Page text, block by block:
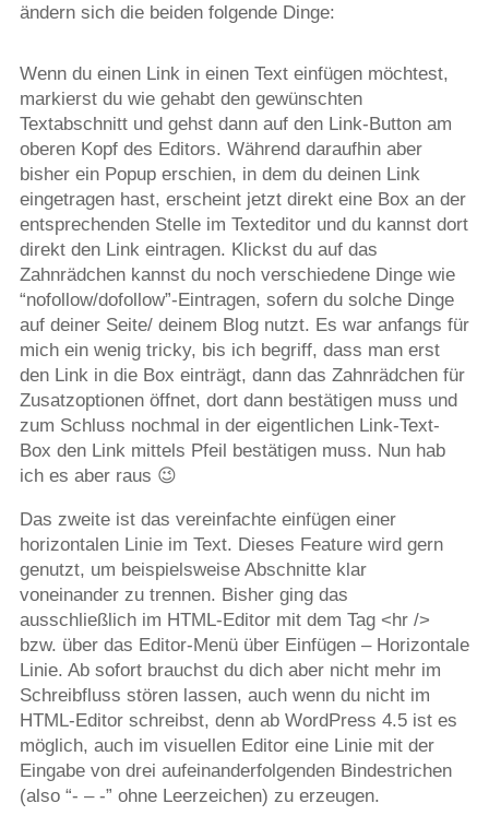
ändern sich die beiden folgende Dinge:
Wenn du einen Link in einen Text einfügen möchtest,
markierst du wie gehabt den gewünschten
Textabschnitt und gehst dann auf den Link-Button am
oberen Kopf des Editors. Während daraufhin aber
bisher ein Popup erschien, in dem du deinen Link
eingetragen hast, erscheint jetzt direkt eine Box an der
entsprechenden Stelle im Texteditor und du kannst dort
direkt den Link eintragen. Klickst du auf das
Zahnrädchen kannst du noch verschiedene Dinge wie
“nofollow/dofollow”-Eintragen, sofern du solche Dinge
auf deiner Seite/ deinem Blog nutzt. Es war anfangs für
mich ein wenig tricky, bis ich begriff, dass man erst
den Link in die Box einträgt, dann das Zahnrädchen für
Zusatzoptionen öffnet, dort dann bestätigen muss und
zum Schluss nochmal in der eigentlichen Link-Text-
Box den Link mittels Pfeil bestätigen muss. Nun hab
ich es aber raus 😉
Das zweite ist das vereinfachte einfügen einer
horizontalen Linie im Text. Dieses Feature wird gern
genutzt, um beispielsweise Abschnitte klar
voneinander zu trennen. Bisher ging das
ausschließlich im HTML-Editor mit dem Tag <hr />
bzw. über das Editor-Menü über Einfügen – Horizontale
Linie. Ab sofort brauchst du dich aber nicht mehr im
Schreibfluss stören lassen, auch wenn du nicht im
HTML-Editor schreibst, denn ab WordPress 4.5 ist es
möglich, auch im visuellen Editor eine Linie mit der
Eingabe von drei aufeinanderfolgenden Bindestrichen
(also “- – -” ohne Leerzeichen) zu erzeugen.